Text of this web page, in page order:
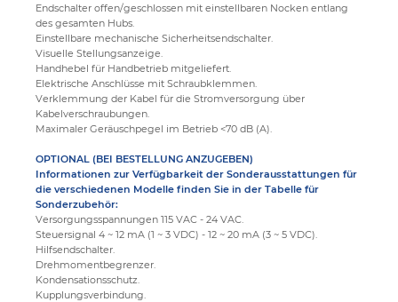
Endschalter offen/geschlossen mit einstellbaren Nocken entlang
des gesamten Hubs.
Einstellbare mechanische Sicherheitsendschalter.
Visuelle Stellungsanzeige.
Handhebel für Handbetrieb mitgeliefert.
Elektrische Anschlüsse mit Schraubklemmen.
Verklemmung der Kabel für die Stromversorgung über
Kabelverschraubungen.
Maximaler Geräuschpegel im Betrieb <70 dB (A).
OPTIONAL (BEI BESTELLUNG ANZUGEBEN)
Informationen zur Verfügbarkeit der Sonderausstattungen für
die verschiedenen Modelle finden Sie in der Tabelle für
Sonderzubehör:
Versorgungsspannungen 115 VAC - 24 VAC.
Steuersignal 4 ~ 12 mA (1 ~ 3 VDC) - 12 ~ 20 mA (3 ~ 5 VDC).
Hilfsendschalter.
Drehmomentbegrenzer.
Kondensationsschutz.
Kupplungsverbindung.